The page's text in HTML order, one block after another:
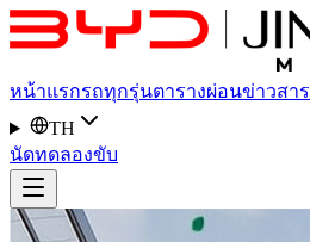
หน้าแรกรถทุกรุ่นตารางผ่อนข่าวสาร
TH
นัดทดลองขับ